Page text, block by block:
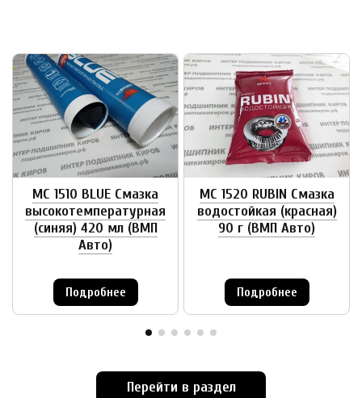
MC 1510 BLUE Смазка
высокотемпературная
(синяя) 420 мл (ВМП
Авто)
Подробнее
МС 1520 RUBIN Смазка
водостойкая (красная)
90 г (ВМП Авто)
Подробнее
Перейти в раздел